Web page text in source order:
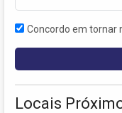
Concordo em tornar
Locais